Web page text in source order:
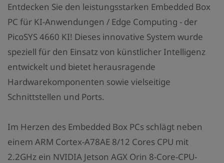
h
:
Entdecken Sie den leistungsstarken Embedded Box
PC für KI-Anwendungen / Edge Computing - der
PicoSYS 4660 KI! Dieses innovative System wurde
speziell für den Einsatz von künstlicher Intelligenz
entwickelt und bietet herausragende
Hardwarekomponenten sowie vielseitige
Schnittstellen und Ports.
Im Herzen des Embedded Box PCs schlägt neben
einem ARM Cortex-A78AE 8/12 Cores CPU mit
2.2GHz ein NVIDIA Jetson AGX Orin 8-Core-CPU-